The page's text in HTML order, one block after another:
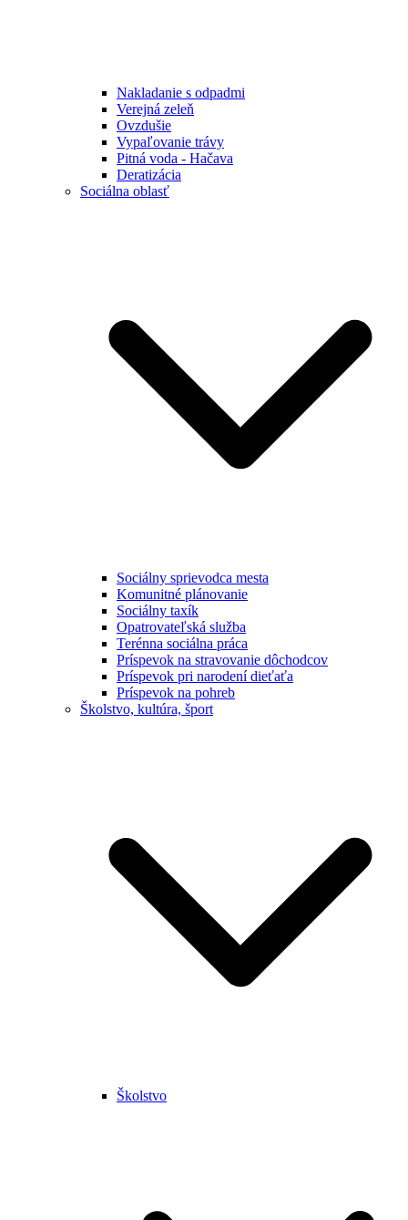
Nakladanie s odpadmi
Verejná zeleň
Ovzdušie
Vypaľovanie trávy
Pitná voda - Hačava
Deratizácia
Sociálna oblasť
Sociálny sprievodca mesta
Komunitné plánovanie
Sociálny taxík
Opatrovateľská služba
Terénna sociálna práca
Príspevok na stravovanie dôchodcov
Príspevok pri narodení dieťaťa
Príspevok na pohreb
Školstvo, kultúra, šport
Školstvo